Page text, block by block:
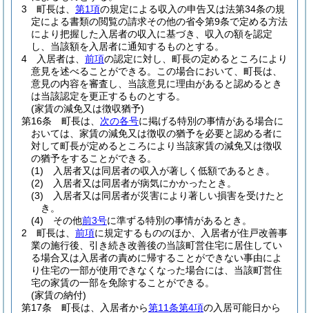
3
町長は、 第1項の規定による収入の申告又は法第34条の規
定による書類の閲覧の請求その他の省令第9条で定める方法
により把握した入居者の収入に基づき、収入の額を認定
し、当該額を入居者に通知するものとする。
4
入居者は、 前項の認定に対し、町長の定めるところにより
意見を述べることができる。
この場合において、町長は、
意見の内容を審査し、当該意見に理由があると認めるとき
は当該認定を更正するものとする。
(家賃の減免又は徴収猶予)
第16条
町長は、 次の各号に掲げる特別の事情がある場合に
おいては、家賃の減免又は徴収の猶予を必要と認める者に
対して町長が定めるところにより当該家賃の減免又は徴収
の猶予をすることができる。
(1)
入居者又は同居者の収入が著しく低額であるとき。
(2)
入居者又は同居者が病気にかかったとき。
(3)
入居者又は同居者が災害により著しい損害を受けたと
き。
(4)
その他前3号に準ずる特別の事情があるとき。
2
町長は、 前項に規定するもののほか、入居者が住戸改善事
業の施行後、引き続き改善後の当該町営住宅に居住してい
る場合又は入居者の責めに帰することができない事由によ
り住宅の一部が使用できなくなった場合には、当該町営住
宅の家賃の一部を免除することができる。
(家賃の納付)
第17条
町長は、入居者から第11条第4項の入居可能日から